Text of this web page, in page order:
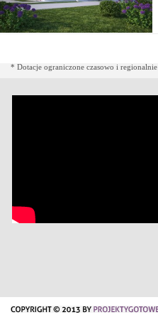
* Dotacje ograniczone czasowo i regionalnie